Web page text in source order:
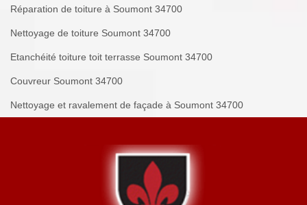
Réparation de toiture à Soumont 34700
Nettoyage de toiture Soumont 34700
Etanchéité toiture toit terrasse Soumont 34700
Couvreur Soumont 34700
Nettoyage et ravalement de façade à Soumont 34700